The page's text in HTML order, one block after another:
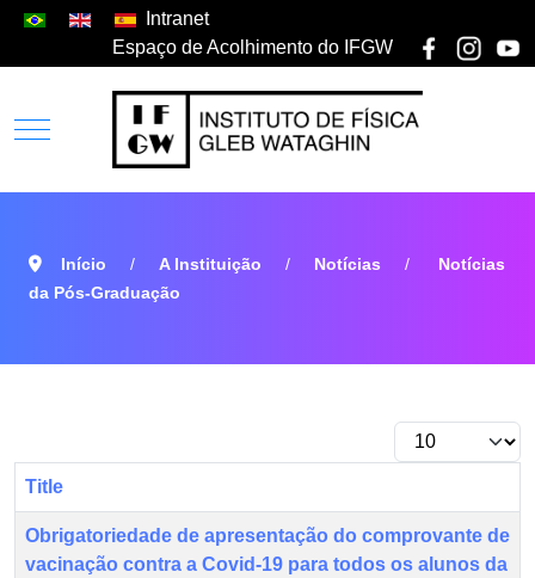
Intranet
Espaço de Acolhimento do IFGW
Início A Instituição Notícias
Notícias
da Pós-Graduação
Title
Obrigatoriedade de apresentação do comprovante de
vacinação contra a Covid-19 para todos os alunos da